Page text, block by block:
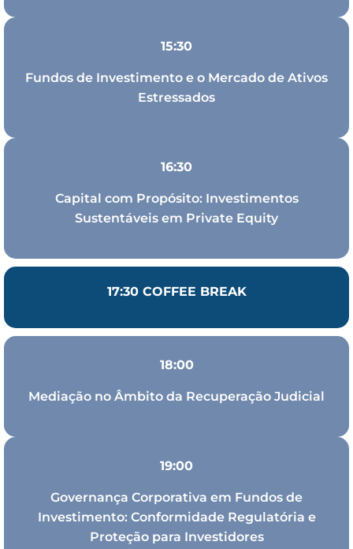
15:30
Fundos de Investimento e o Mercado de Ativos
Estressados
16:30
Capital com Propósito: Investimentos
Sustentáveis em Private Equity
17:30 COFFEE BREAK
18:00
Mediação no Âmbito da Recuperação Judicial
19:00
Governança Corporativa em Fundos de
Investimento: Conformidade Regulatória e
Proteção para Investidores